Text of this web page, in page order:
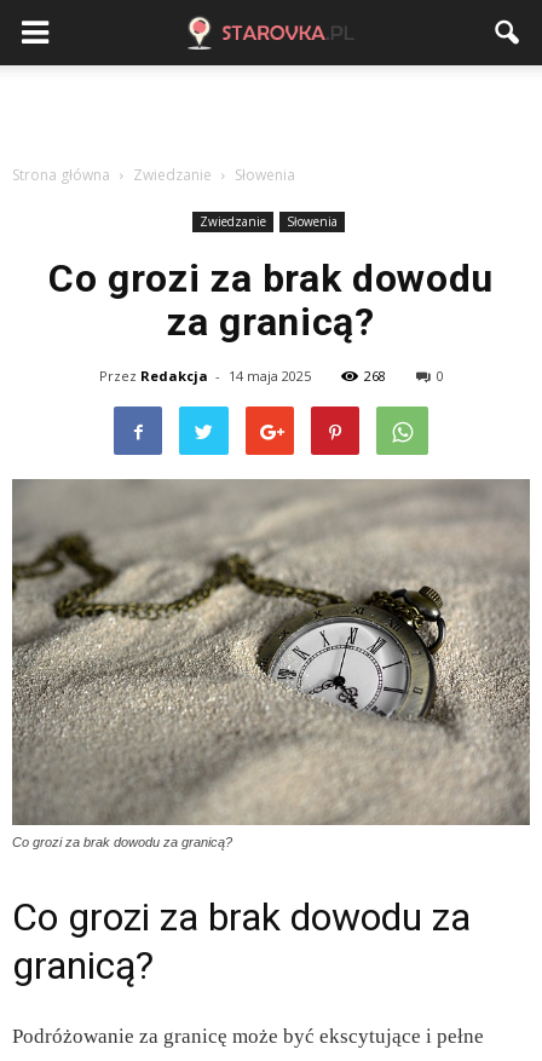
Strona główna Zwiedzanie Słowenia
Zwiedzanie Słowenia
Co grozi za brak dowodu
za granicą?
Przez Redakcja - 14 maja 2025 268 0
Co grozi za brak dowodu za granicą?
Co grozi za brak dowodu za
granicą?
Podróżowanie za granicę może być ekscytujące i pełne